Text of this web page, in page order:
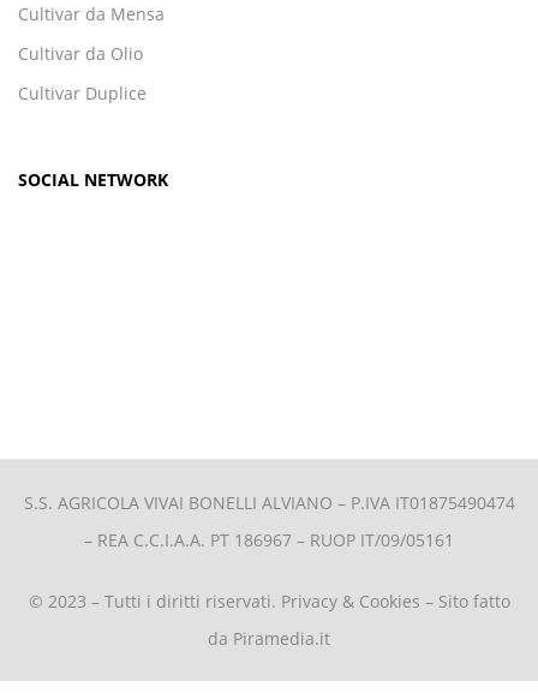
Cultivar da Mensa
Cultivar da Olio
Cultivar Duplice
SOCIAL NETWORK
S.S. AGRICOLA VIVAI BONELLI ALVIANO – P.IVA IT01875490474
– REA C.C.I.A.A. PT 186967 – RUOP IT/09/05161
© 2023 – Tutti i diritti riservati. Privacy & Cookies – Sito fatto
da Piramedia.it